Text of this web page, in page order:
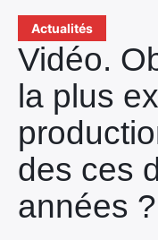
Actualités
Vidéo.
la plus
des ces
années ?